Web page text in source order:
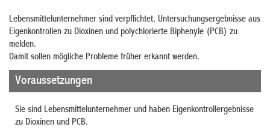
Lebensmittelunternehmer sind verpflichtet, Untersuchungsergebnisse aus
Eigenkontrollen zu Dioxinen und polychlorierte Biphenyle (PCB) zu
melden.
Damit sollen mögliche Probleme früher erkannt werden.
Voraussetzungen
Sie sind Lebensmittelunternehmer und haben Eigenkontrollergebnisse
zu Dioxinen und PCB.